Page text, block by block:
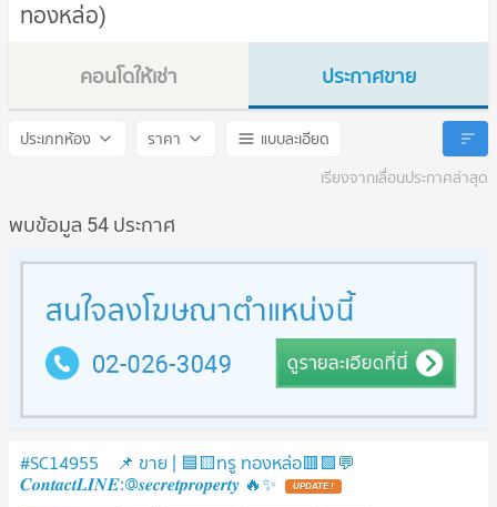
ทองหล่อ)
คอนโดให้เช่า
Thru Thonglor
ประกาศขาย
Thru Thonglor
ประเภทห้อง ราคา
แบบละเอียด
เรียงจากเลื่อนประกาศล่าสุด
พบข้อมูล 54 ประกาศ
#SC14955 📌 ขาย | 🟦🟨ทรู ทองหล่อ​🟥🟩💬
𝑪𝒐𝒏𝒕𝒂𝒄𝒕𝑳𝑰𝑵𝑬:@𝒔𝒆𝒄𝒓𝒆𝒕𝒑𝒓𝒐𝒑𝒆𝒓𝒕𝒚 🔥✨ UPDATE !